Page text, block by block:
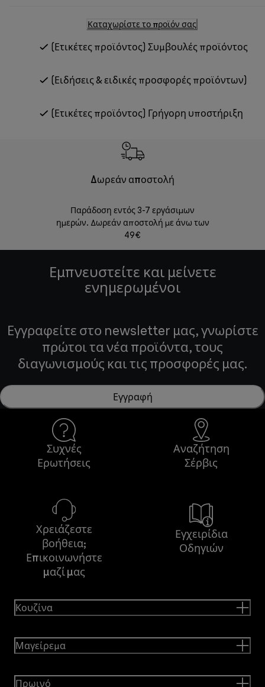
Καταχωρίστε το προϊόν σας
(Ετικέτες προϊόντος) Συμβουλές προϊόντος
(Ειδήσεις & ειδικές προσφορές προϊόντων)
(Ετικέτες προϊόντος) Γρήγορη υποστήριξη
Δωρεάν αποστολή
Παράδοση εντός 3-7 εργάσιμων
ημερών. Δωρεάν αποστολή με άνω των
49€
Εμπνευστείτε και μείνετε
ενημερωμένοι
Εγγραφείτε στο newsletter μας, γνωρίστε
πρώτοι τα νέα προϊόντα, τους
διαγωνισμούς και τις προσφορές μας.
Εγγραφή
Συχνές
Ερωτήσεις
Αναζήτηση
Σέρβις
Χρειάζεστε
βοήθεια;
Επικοινωνήστε
μαζί μας
Εγχειρίδια
Οδηγιών
Κουζίνα
Μαγείρεμα
Πρωινό